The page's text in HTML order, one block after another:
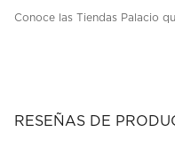
Conoce las Tiendas Palacio
RESEÑAS DE